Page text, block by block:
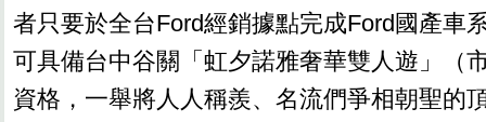
者只要於全台Ford經銷據點完成Ford國產車
可具備台中谷關「虹夕諾雅奢華雙人遊」（
資格，一舉將人人稱羨、名流們爭相朝聖的